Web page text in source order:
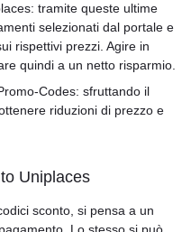
tramite queste ultime
selezionati dal portale e
rispettivi prezzi. Agire in
quindi a un netto risparmio.
Codes: sfruttando il
riduzioni di prezzo e
Uniplaces
sconto, si pensa a un